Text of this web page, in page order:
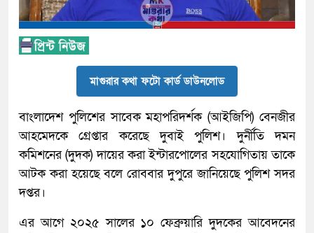
মাগুরার কথা ফটো কার্ড ডাউনলোড
বাংলাদেশ পুলিশের সাবেক মহাপরিদর্শক (আইজিপি) বেনজীর
আহমেদকে গ্রেপ্তার করেছে দুবাই পুলিশ। দুর্নীতি দমন
কমিশনের (দুদক) দায়ের করা ইন্টারপোলের সহযোগিতায় তাকে
আটক করা হয়েছে বলে রোববার দুপুরে জানিয়েছে পুলিশ সদর
দপ্তর।
এর আগে ২০২৫ সালের ১০ ফেব্রুয়ারি দুদকের আবেদনের